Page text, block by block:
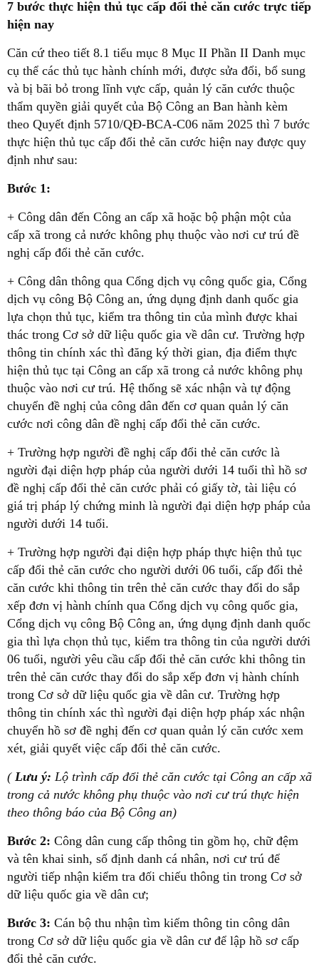
7 bước thực hiện thủ tục cấp đổi thẻ căn cước trực tiếp
hiện nay
Căn cứ theo tiết 8.1 tiểu mục 8 Mục II Phần II Danh mục
cụ thể các thủ tục hành chính mới, được sửa đổi, bổ sung
và bị bãi bỏ trong lĩnh vực cấp, quản lý căn cước thuộc
thẩm quyền giải quyết của Bộ Công an Ban hành kèm
theo Quyết định 5710/QĐ-BCA-C06 năm 2025 thì 7 bước
thực hiện thủ tục cấp đổi thẻ căn cước hiện nay được quy
định như sau:
Bước 1:
+ Công dân đến Công an cấp xã hoặc bộ phận một của
cấp xã trong cả nước không phụ thuộc vào nơi cư trú đề
nghị cấp đổi thẻ căn cước.
+ Công dân thông qua Cổng dịch vụ công quốc gia, Cổng
dịch vụ công Bộ Công an, ứng dụng định danh quốc gia
lựa chọn thủ tục, kiểm tra thông tin của mình được khai
thác trong Cơ sở dữ liệu quốc gia về dân cư. Trường hợp
thông tin chính xác thì đăng ký thời gian, địa điểm thực
hiện thủ tục tại Công an cấp xã trong cả nước không phụ
thuộc vào nơi cư trú. Hệ thống sẽ xác nhận và tự động
chuyển đề nghị của công dân đến cơ quan quản lý căn
cước nơi công dân đề nghị cấp đổi thẻ căn cước.
+ Trường hợp người đề nghị cấp đổi thẻ căn cước là
người đại diện hợp pháp của người dưới 14 tuổi thì hồ sơ
đề nghị cấp đổi thẻ căn cước phải có giấy tờ, tài liệu có
giá trị pháp lý chứng minh là người đại diện hợp pháp của
người dưới 14 tuổi.
+ Trường hợp người đại diện hợp pháp thực hiện thủ tục
cấp đổi thẻ căn cước cho người dưới 06 tuổi, cấp đổi thẻ
căn cước khi thông tin trên thẻ căn cước thay đổi do sắp
xếp đơn vị hành chính qua Cổng dịch vụ công quốc gia,
Cổng dịch vụ công Bộ Công an, ứng dụng định danh quốc
gia thì lựa chọn thủ tục, kiểm tra thông tin của người dưới
06 tuổi, người yêu cầu cấp đổi thẻ căn cước khi thông tin
trên thẻ căn cước thay đổi do sắp xếp đơn vị hành chính
trong Cơ sở dữ liệu quốc gia về dân cư. Trường hợp
thông tin chính xác thì người đại diện hợp pháp xác nhận
chuyển hồ sơ đề nghị đến cơ quan quản lý căn cước xem
xét, giải quyết việc cấp đổi thẻ căn cước.
( Lưu ý: Lộ trình cấp đổi thẻ căn cước tại Công an cấp xã
trong cả nước không phụ thuộc vào nơi cư trú thực hiện
theo thông báo của Bộ Công an)
Bước 2: Công dân cung cấp thông tin gồm họ, chữ đệm
và tên khai sinh, số định danh cá nhân, nơi cư trú để
người tiếp nhận kiểm tra đối chiếu thông tin trong Cơ sở
dữ liệu quốc gia về dân cư;
Bước 3: Cán bộ thu nhận tìm kiếm thông tin công dân
trong Cơ sở dữ liệu quốc gia về dân cư để lập hồ sơ cấp
đổi thẻ căn cước.